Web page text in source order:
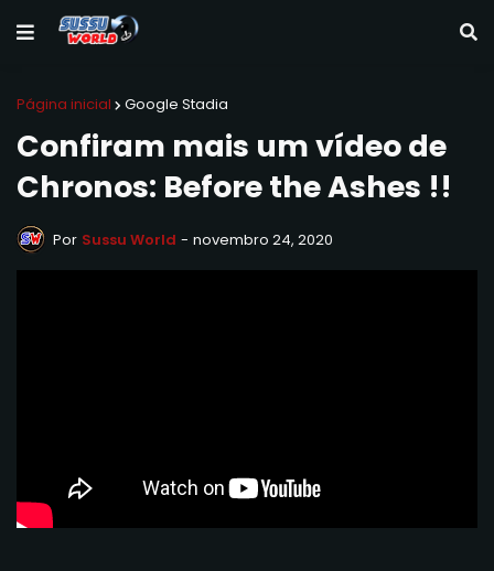
Página inicial Google Stadia
Confiram mais um vídeo de
Chronos: Before the Ashes !!
Por Sussu World - novembro 24, 2020